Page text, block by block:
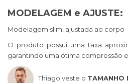
MODELAGEM e AJUSTE:
Modelagem slim, ajustada ao corpo
O produto possui uma taxa
garantindo uma ótima compressão
Thiago veste o TAMANHO